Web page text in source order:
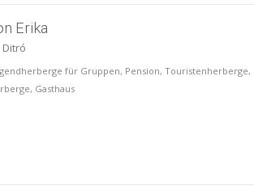
Erika
für Gruppen, Pension, Touristenherberge,
Gasthaus